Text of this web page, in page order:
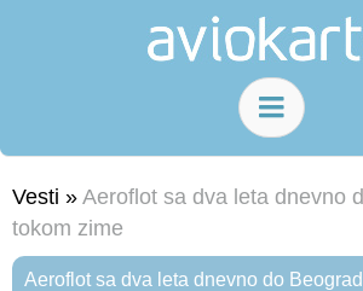
Vesti » Aeroflot sa dva leta dnevno
tokom zime
Aeroflot sa dva leta dnevno do